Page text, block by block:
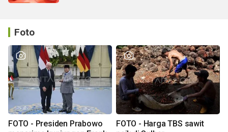
Foto
FOTO - Presiden Prabowo
FOTO - Harga TBS sawit